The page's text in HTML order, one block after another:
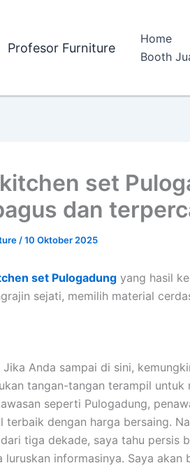
Profesor Furniture
Home
Booth
set
dan
/10 Oktober 2025
set Pulogadung yang hasil
sejati, memilih material
Anda sampai di sini,
tangan-tangan terampil
seperti Pulogadung,
terbaik dengan harga bersaing.
tiga dekade, saya tahu persis
luruskan informasinya. Saya